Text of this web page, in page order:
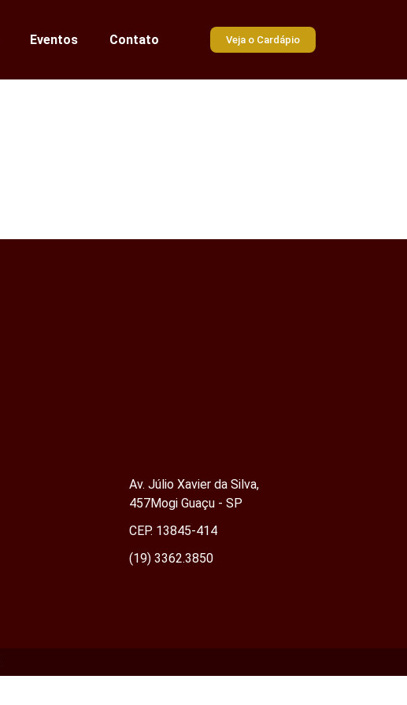
Eventos Contato Veja o Cardápio
Av. Júlio Xavier da Silva,
457Mogi Guaçu - SP
CEP. 13845-414
(19) 3362.3850